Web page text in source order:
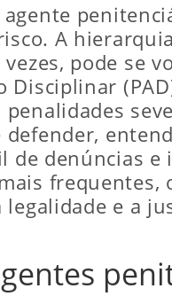
A
pode se
penalidades
defender,
de denúncias
e a